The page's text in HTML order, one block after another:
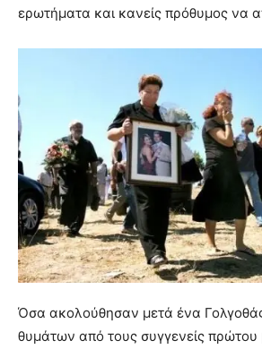
ερωτήματα και κανείς πρόθυμος να
Όσα ακολούθησαν μετά ένα
θυμάτων από τους συγγενείς πρώτου